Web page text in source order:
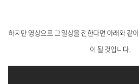
하지만 영상으로 그 일상을 전한다면 아래와 같
이 될 것입니다.